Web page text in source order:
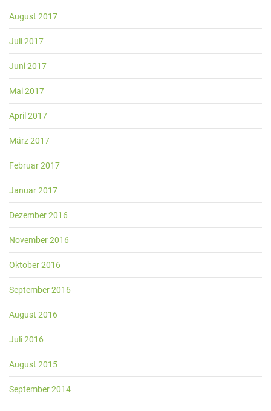
August 2017
Juli 2017
Juni 2017
Mai 2017
April 2017
März 2017
Februar 2017
Januar 2017
Dezember 2016
November 2016
Oktober 2016
September 2016
August 2016
Juli 2016
August 2015
September 2014